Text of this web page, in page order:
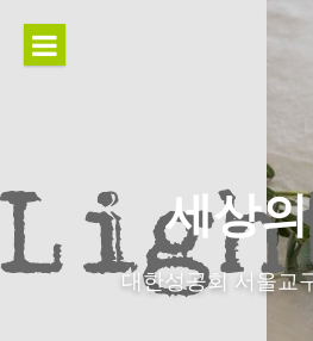
기
세상
대한성공회 서울교